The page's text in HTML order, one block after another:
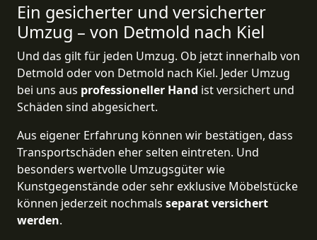
Ein gesicherter und versicherter
Umzug – von Detmold nach Kiel
Und das gilt für jeden Umzug. Ob jetzt innerhalb von
Detmold oder von Detmold nach Kiel. Jeder Umzug
bei uns aus professioneller Hand ist versichert und
Schäden sind abgesichert.
Aus eigener Erfahrung können wir bestätigen, dass
Transportschäden eher selten eintreten. Und
besonders wertvolle Umzugsgüter wie
Kunstgegenstände oder sehr exklusive Möbelstücke
können jederzeit nochmals separat versichert
werden.